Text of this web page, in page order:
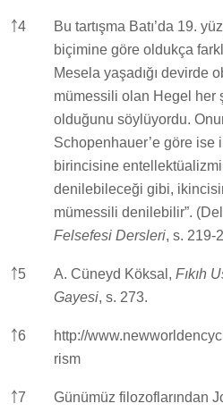
￪4
Bu tartışma Batı’da 19.
biçimine göre oldukça
Mesela yaşadığı devirde
mümessili olan Hegel her
olduğunu söylüyordu.
Schopenhauer’e göre ise
birincisine
denilebileceği gibi,
mümessili denilebilir”.
Felsefesi Dersleri, s. 219-
￪5 A. Cüneyd Köksal, Fıkıh
Gayesi, s. 273.
￪6
http://
rism
￪7
Günümüz filozoflarından